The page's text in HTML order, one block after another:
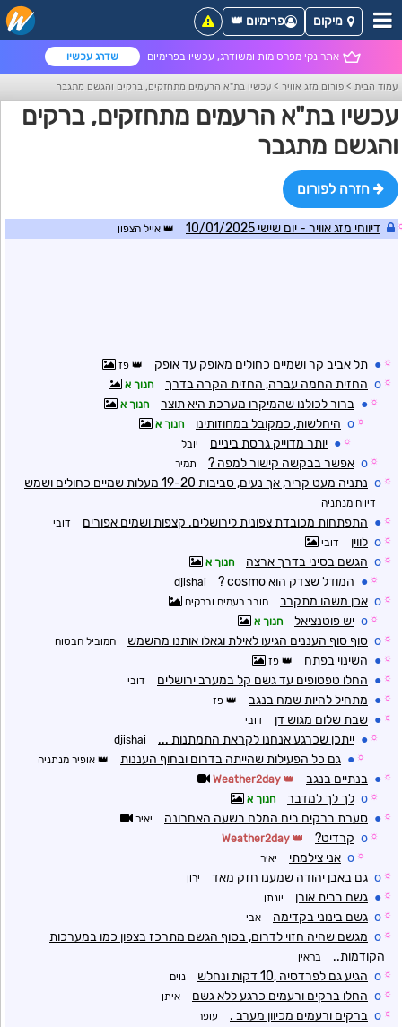
אתר נקי מפרסומות ומשודרג, עכשיו בפרימיום שדרג עכשיו
מיקום פרימיום 👑
עמוד הבית > פורום מזג אוויר > עכשיו בת"א הרעמים מתחזקים, ברקים והגשם מתגבר
עכשיו בת"א הרעמים מתחזקים, ברקים
והגשם מתגבר
חזרה לפורום
דיווחי מזג אוויר - יום שישי 10/01/2025 אייל הצפון
☼
● תל אביב קר ושמיים כחולים מאופק עד אופק פז
☼
o החזית החמה עברה, החזית הקרה בדרך חנוך א
☼
● ברור לכולנו שהמיקרו מערכת היא תוצר חנוך א
☼
o היחלשות, כמקובל במחוזותינו חנוך א
☼
● יותר מדוייק גרסת ביניים יובל
☼
o אפשר בבקשה קישור למפה ? תמיר
☼
o נתניה מעט קריר, אך נעים, סביבות 19-20 מעלות שמיים כחולים ושמש
דיווח מנתניה
☼
● התפתחות מכובדת צפונית לירושלים. קצפות ושמים אפורים דובי
☼
o לווין דובי
☼
o הגשם בסיני בדרך ארצה חנוך א
☼
● המודל שצדק הוא cosmo ? djishai
☼
o אכן משהו מתקרב חובב רעמים וברקים
☼
o יש פוטנציאל חנוך א
☼
o סוף סוף העננים הגיעו לאילת וגאלו אותנו מהשמש המוביל הבטוח
☼
● השינוי בפתח פז
☼
● החלו טפטופים עד גשם קל במערב ירושלים דובי
☼
● מתחיל להיות שמח בנגב פז
☼
● שבת שלום מגוש דן דובי
☼
● ייתכן שכרגע אנחנו לקראת התמתנות ... djishai
☼
● גם כל הפעילות שהייתה בדרום ובחוף העננות אופיר מנתניה
☼
● בנתיים בנגב
☼
o לך לך למדבר חנוך א
☼
● סערת ברקים בים המלח בשעה האחרונה יאיר
☼
o קרדיט?
☼
o אני צילמתי יאיר
☼
o גם באבן יהודה שמענו חזק מאד ירון
☼
● גשם בבית אורן יונתן
☼
o גשם בינוני בקדימה אבי
☼
o מגשם שהיה חזוי לדרום, בסוף הגשם מתרכז בצפון כמו במערכות
הקודמות..
בראין
☼
o הגיע גם לפרדסיה ,10 דקות ונחלש נוים
☼
o החלו ברקים ורעמים כרגע ללא גשם איתן
☼
o ברקים ורעמים מכיוון מערב . עופר